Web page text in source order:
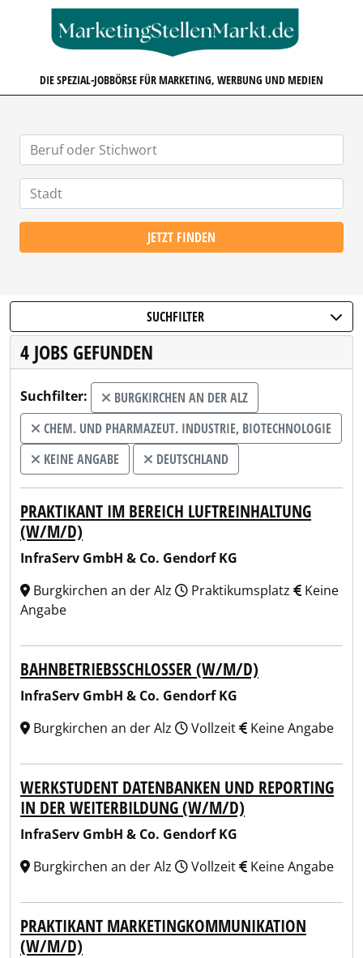
DIE SPEZIAL-JOBBÖRSE FÜR MARKETING, WERBUNG UND MEDIEN
JETZT FINDEN
SUCHFILTER
4 JOBS GEFUNDEN
Suchfilter:
BURGKIRCHEN AN DER ALZ
CHEM. UND PHARMAZEUT. INDUSTRIE, BIOTECHNOLOGIE
KEINE ANGABE
DEUTSCHLAND
PRAKTIKANT IM BEREICH LUFTREINHALTUNG
(W/M/D)
InfraServ GmbH & Co. Gendorf KG
Burgkirchen an der Alz
Praktikumsplatz
Keine
Angabe
BAHNBETRIEBSSCHLOSSER (W/M/D)
InfraServ GmbH & Co. Gendorf KG
Burgkirchen an der Alz
Vollzeit Keine Angabe
WERKSTUDENT DATENBANKEN UND REPORTING
IN DER WEITERBILDUNG (W/M/D)
InfraServ GmbH & Co. Gendorf KG
Burgkirchen an der Alz
Vollzeit Keine Angabe
PRAKTIKANT MARKETINGKOMMUNIKATION
(W/M/D)